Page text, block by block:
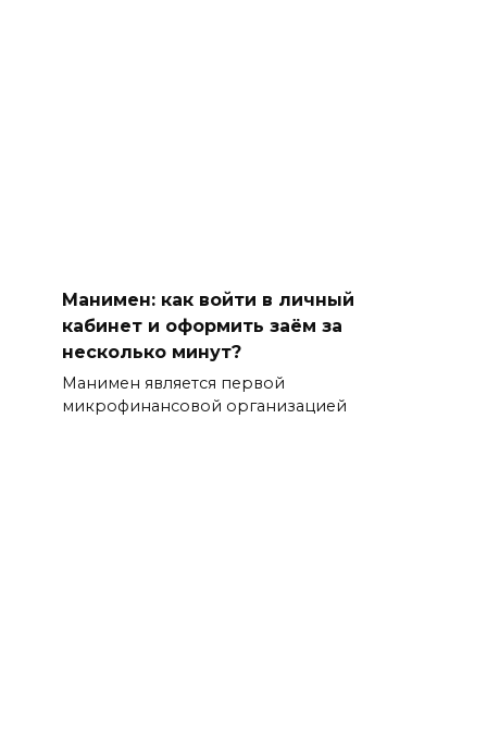
Манимен: как войти в личный
кабинет и оформить заём за
несколько минут?
Манимен является первой
микрофинансовой организацией